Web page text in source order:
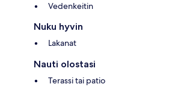
Vedenkeitin
Nuku hyvin
Lakanat
Nauti olostasi
Terassi tai patio